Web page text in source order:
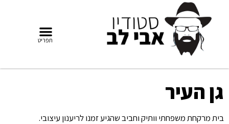
גן העיר
בית מרקחת משפחתי וותיק וחביב שהגיע זמנו לריענון עיצובי.